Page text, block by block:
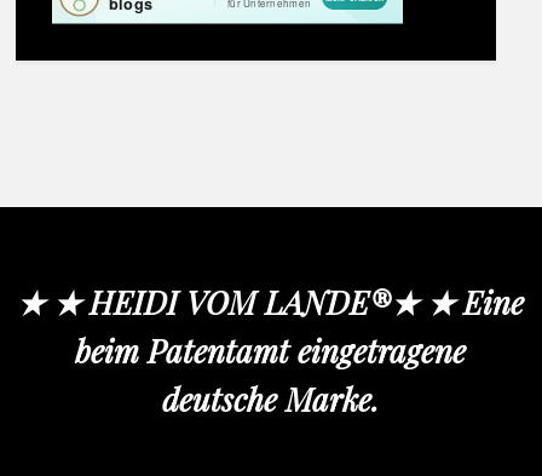
★ ★ HEIDI VOM LANDE®★ ★ Eine
beim Patentamt eingetragene
deutsche Marke.